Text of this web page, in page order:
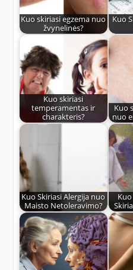
Kuo skiriasi egzema nuo
žvynelinės?
Kuo
Kuo skiriasi
temperamentas ir
charakteris?
Kuo
nuo
Kuo Skiriasi Alergija nuo
Maisto Netoleravimo?